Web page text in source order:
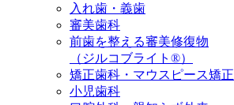
入れ歯・義歯
審美歯科
前歯を整える審美修復物
（ジルコブライト®）
矯正歯科・マウスピース矯正
小児歯科